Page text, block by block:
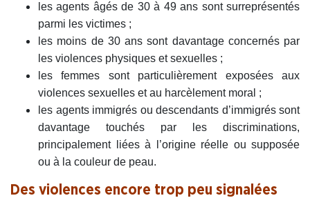
les agents âgés de 30 à 49 ans sont surreprésentés
parmi les victimes ;
les moins de 30 ans sont davantage concernés par
les violences physiques et sexuelles ;
les femmes sont particulièrement exposées aux
violences sexuelles et au harcèlement moral ;
les agents immigrés ou descendants d’immigrés sont
davantage touchés par les discriminations,
principalement liées à l’origine réelle ou supposée
ou à la couleur de peau.
Des violences encore trop peu signalées